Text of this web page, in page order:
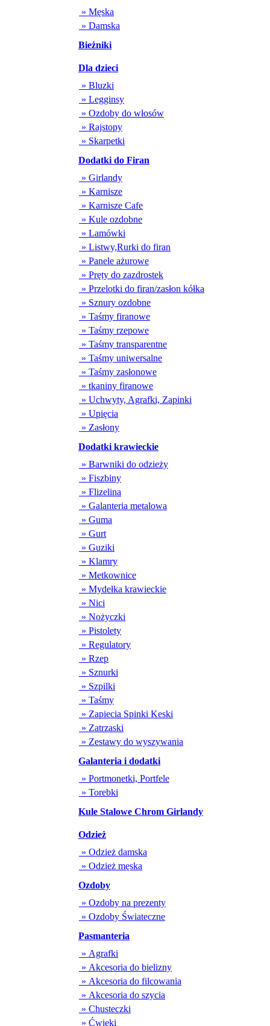
» Męska
» Damska
Bieżniki
Dla dzieci
» Bluzki
» Legginsy
» Ozdoby do włosów
» Rajstopy
» Skarpetki
Dodatki do Firan
» Girlandy
» Karnisze
» Karnisze Cafe
» Kule ozdobne
» Lamówki
» Listwy,Rurki do firan
» Panele ażurowe
» Pręty do zazdrostek
» Przelotki do firan/zasłon kółka
» Sznury ozdobne
» Taśmy firanowe
» Taśmy rzepowe
» Taśmy transparentne
» Taśmy uniwersalne
» Taśmy zasłonowe
» tkaniny firanowe
» Uchwyty, Agrafki, Zapinki
» Upięcia
» Zasłony
Dodatki krawieckie
» Barwniki do odzieży
» Fiszbiny
» Flizelina
» Galanteria metalowa
» Guma
» Gurt
» Guziki
» Klamry
» Metkownice
» Mydełka krawieckie
» Nici
» Nożyczki
» Pistolety
» Regulatory
» Rzep
» Sznurki
» Szpilki
» Taśmy
» Zapiecia Spinki Keski
» Zatrzaski
» Zestawy do wyszywania
Galanteria i dodatki
» Portmonetki, Portfele
» Torebki
Kule Stalowe Chrom Girlandy
Odzież
» Odzież damska
» Odzież męska
Ozdoby
» Ozdoby na prezenty
» Ozdoby Świateczne
Pasmanteria
» Agrafki
» Akcesoria do bielizny
» Akcesoria do filcowania
» Akcesoria do szycia
» Chusteczki
» Ćwieki